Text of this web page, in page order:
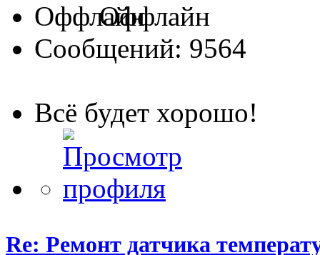
Оффлайн
Сообщений: 9564
Всё будет хорошо!
Re: Ремонт датчика